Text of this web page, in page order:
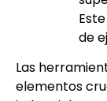
de
Las
elementos